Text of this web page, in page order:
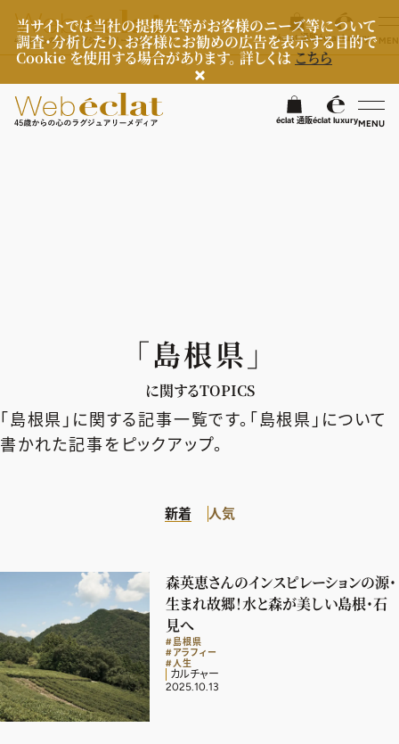
当サイトでは当社の提携先等がお客様のニーズ等について
調査・分析したり、お客様にお勧めの広告を表示する目的で
Cookie を使用する場合があります。 詳しくはこちら
éclat 通販éclat luxuryMENU検
50代なに着てる？
50代ベストコスメ
ヘルスケアTOPICS
ストレッチ・エクササイズ
ゴルフ
50代のお悩み
エクラ 華組メンバー一覧
チームJマダム
チームJマダムランキング
イヴルルド遙華の12星座占い
スペシャル占い
試し読み
エクラ通販
エクラプレミアムNEWS
通販ランキング
デジタルカタログ
from編集部
インフォメーション
MAGAZINE
éclat 通販éclat luxury
「島根県」
に関するTOPICS
「島根県」に関する記事一覧です。「島根県」について
書かれた記事をピックアップ。
新着 人気
森英恵さんのインスピレーションの源・
生まれ故郷！水と森が美しい島根・石
見へ
#島根県
#アラフィー
#人生
カルチャー
2025.10.13